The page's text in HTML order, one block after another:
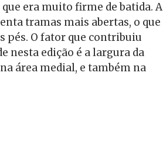
era muito firme de batida. A
tramas mais abertas, o que
pés. O fator que contribuiu
nesta edição é a largura da
área medial, e também na